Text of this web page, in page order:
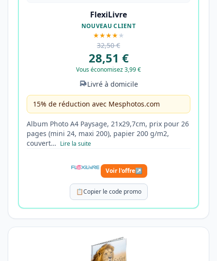
FlexiLivre
NOUVEAU CLIENT
★★★★★
32,50 €
28,51 €
Vous économisez 3,99 €
Livré à domicile
15% de réduction avec Mesphotos.com
Album Photo A4 Paysage, 21x29,7cm, prix pour 26
pages (mini 24, maxi 200), papier 200 g/m2,
couvert… Lire la suite
Voir l'offre↗
📋Copier le code promo